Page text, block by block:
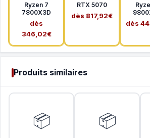
Ryzen 7
7800X3D
dès
346,02€
RTX 5070
dès 817,92€
dès
Produits similaires
📦 📦